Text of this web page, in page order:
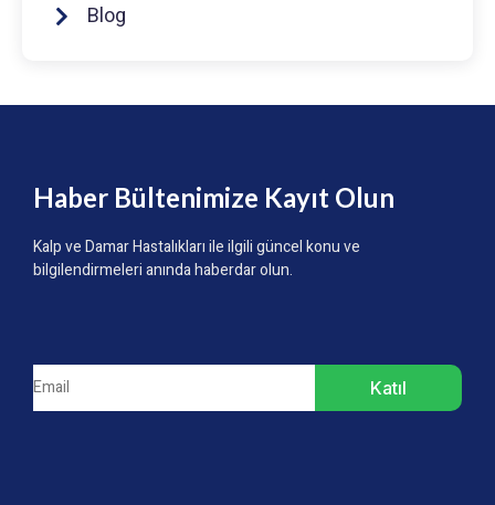
Blog
Haber Bültenimize Kayıt Olun
Kalp ve Damar Hastalıkları ile ilgili güncel konu ve
bilgilendirmeleri anında haberdar olun.
Katıl